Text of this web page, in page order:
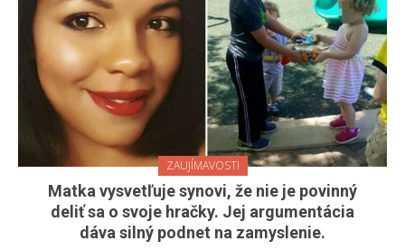
ZAUJÍMAVOSTI
Matka vysvetľuje synovi, že nie je povinný
deliť sa o svoje hračky. Jej argumentácia
dáva silný podnet na zamyslenie.